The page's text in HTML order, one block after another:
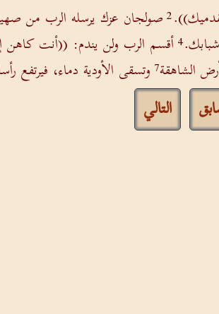
2صولجان عزك يرسله الرب من
4أقسم الرب ولن يندم: ((أنت كاهن
الشاهقة7 وتسقى الأودية دماء، فيرتفع
التالي